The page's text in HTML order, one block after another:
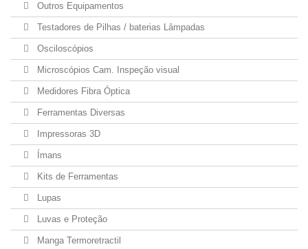
Outros Equipamentos
Testadores de Pilhas / baterias Lâmpadas
Osciloscópios
Microscópios Cam. Inspeção visual
Medidores Fibra Óptica
Ferramentas Diversas
Impressoras 3D
Ímans
Kits de Ferramentas
Lupas
Luvas e Proteção
Manga Termoretractil